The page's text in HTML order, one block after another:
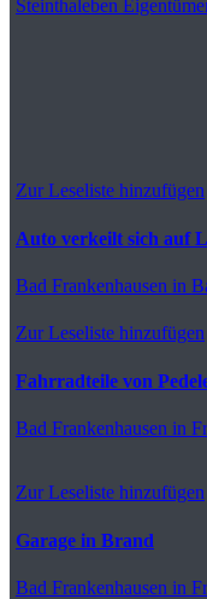
Steinthaleben
Zur Leseliste hinzufügen
Auto verkeilt sich auf
Bad Frankenhausen in
Zur Leseliste hinzufügen
Fahrradteile von
Bad Frankenhausen in
Zur Leseliste hinzufügen
Garage in Brand
Bad Frankenhausen in